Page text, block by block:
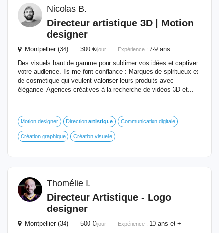
Nicolas B.
Directeur artistique 3D | Motion
designer
Montpellier (34) 300 €/jour Expérience : 7-9 ans
Des visuels haut de gamme pour sublimer vos idées et captiver
votre audience. Ils me font confiance : Marques de spiritueux et
de cosmétique qui veulent valoriser leurs produits avec
élégance. Agences créatives à la recherche de vidéos 3D et...
Motion designer Direction artistique Communication digitale
Création graphique Création visuelle
Thomélie I.
Directeur Artistique - Logo
designer
Montpellier (34) 500 €/jour Expérience : 10 ans et +